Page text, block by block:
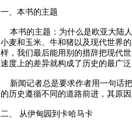
一、本书的主题
本书的主题：为什么是欧亚大陆
小麦和玉米、牛和猪以及现代世界
样，我们最后能用别的措辞把现代
速度上的差异就构成了历史的最广
新闻记者总是要求作者用一句话
的历史遵循不同的道路前进，其原
二、 从伊甸园到卡哈马卡